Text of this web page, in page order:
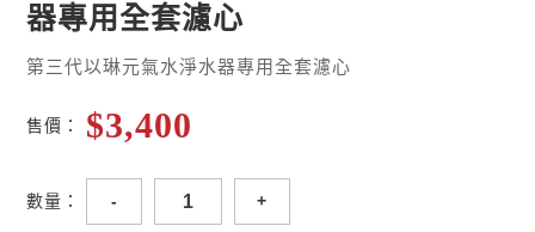
器專用全套濾心
第三代以琳元氣水淨水器專用全套濾心
售價： $3,400
數量： - +